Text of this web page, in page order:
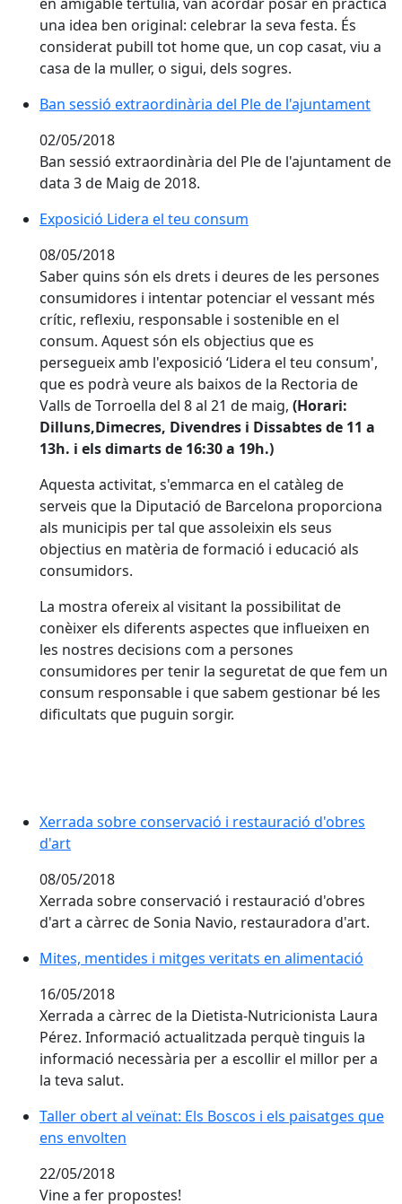
una idea ben original: celebrar la seva festa. És
considerat pubill tot home que, un cop casat, viu a
casa de la muller, o sigui, dels sogres.
Ban sessió extraordinària del Ple de l'ajuntament
02/05/2018
Ban sessió extraordinària del Ple de l'ajuntament de
data 3 de Maig de 2018.
Exposició Lidera el teu consum
Exposició Lidera el teu consum
08/05/2018
Saber quins són els drets i deures de les persones
consumidores i intentar potenciar el vessant més
crític, reflexiu, responsable i sostenible en el
consum. Aquest són els objectius que es
persegueix amb l'exposició ‘Lidera el teu consum',
que es podrà veure als baixos de la Rectoria de
Valls de Torroella del 8 al 21 de maig, (Horari:
Dilluns,Dimecres, Divendres i Dissabtes de 11 a
13h. i els dimarts de 16:30 a 19h.)
Aquesta activitat, s'emmarca en el catàleg de
serveis que la Diputació de Barcelona proporciona
als municipis per tal que assoleixin els seus
objectius en matèria de formació i educació als
consumidors.
La mostra ofereix al visitant la possibilitat de
conèixer els diferents aspectes que influeixen en
les nostres decisions com a persones
consumidores per tenir la seguretat de que fem un
consum responsable i que sabem gestionar bé les
dificultats que puguin sorgir.
Xerrada sobre conservació i restauració d'obres
d'art
08/05/2018
Xerrada sobre conservació i restauració d'obres
d'art a càrrec de Sonia Navio, restauradora d'art.
Mites, mentides i mitges veritats en alimentació
16/05/2018
Xerrada a càrrec de la Dietista-Nutricionista Laura
Pérez. Informació actualitzada perquè tinguis la
informació necessària per a escollir el millor per a
la teva salut.
Taller obert al veïnat: Els Boscos i els paisatges que
ens envolten
22/05/2018
Vine a fer propostes!